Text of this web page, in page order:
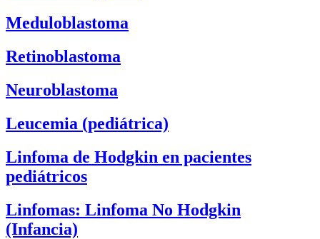
Meduloblastoma
Retinoblastoma
Neuroblastoma
Leucemia (pediátrica)
Linfoma de Hodgkin en pacientes
pediátricos
Linfomas: Linfoma No Hodgkin
(Infancia)